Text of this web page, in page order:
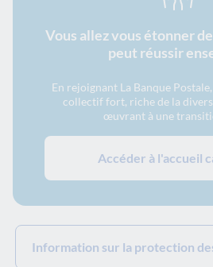
Vous allez vous étonner
peut réussir
En rejoignant La Banque
collectif fort, riche de la
œuvrant à une
Accéder à l'accueil
Information sur la protection